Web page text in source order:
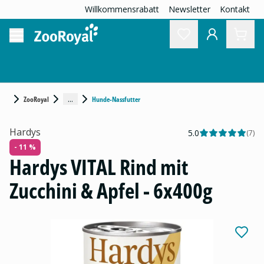
Willkommensrabatt Newsletter Kontakt
ZooRoyal ... Hunde-Nassfutter
Hardys 5.0 (7)
- 11 %
Hardys VITAL Rind mit
Zucchini & Apfel - 6x400g